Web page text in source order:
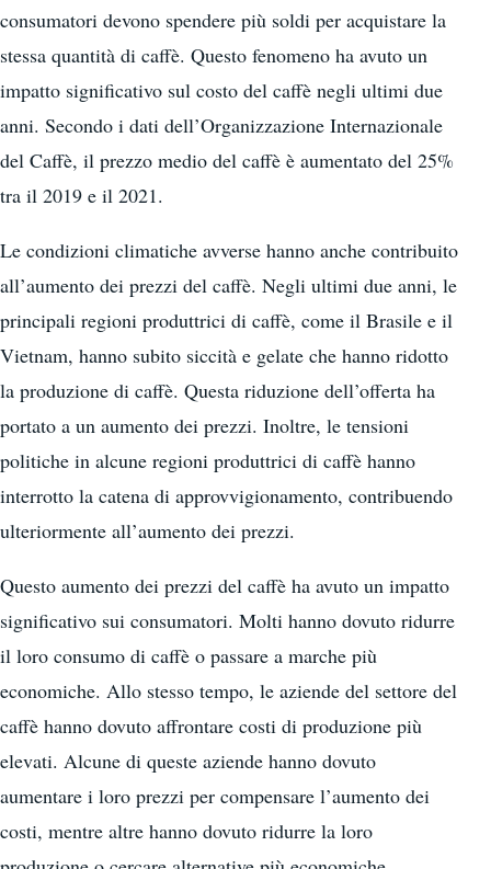
consumatori devono spendere più soldi per acquistare la
stessa quantità di caffè. Questo fenomeno ha avuto un
impatto significativo sul costo del caffè negli ultimi due
anni. Secondo i dati dell’Organizzazione Internazionale
del Caffè, il prezzo medio del caffè è aumentato del 25%
tra il 2019 e il 2021.
Le condizioni climatiche avverse hanno anche contribuito
all’aumento dei prezzi del caffè. Negli ultimi due anni, le
principali regioni produttrici di caffè, come il Brasile e il
Vietnam, hanno subito siccità e gelate che hanno ridotto
la produzione di caffè. Questa riduzione dell’offerta ha
portato a un aumento dei prezzi. Inoltre, le tensioni
politiche in alcune regioni produttrici di caffè hanno
interrotto la catena di approvvigionamento, contribuendo
ulteriormente all’aumento dei prezzi.
Questo aumento dei prezzi del caffè ha avuto un impatto
significativo sui consumatori. Molti hanno dovuto ridurre
il loro consumo di caffè o passare a marche più
economiche. Allo stesso tempo, le aziende del settore del
caffè hanno dovuto affrontare costi di produzione più
elevati. Alcune di queste aziende hanno dovuto
aumentare i loro prezzi per compensare l’aumento dei
costi, mentre altre hanno dovuto ridurre la loro